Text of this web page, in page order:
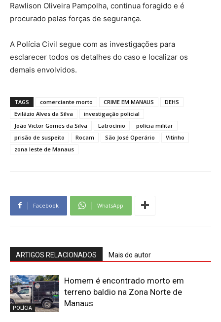
Rawlison Oliveira Pampolha, continua foragido e é
procurado pelas forças de segurança.
A Polícia Civil segue com as investigações para
esclarecer todos os detalhes do caso e localizar os
demais envolvidos.
TAGS comerciante morto CRIME EM MANAUS
DEHS
Evilázio Alves da Silva
investigação policial
João Victor Gomes da Silva
Latrocínio
polícia militar
prisão de suspeito
Rocam São José Operário
Vitinho
zona leste de Manaus
Facebook WhatsApp
ARTIGOS RELACIONADOS Mais do autor
POLÍCIA
Homem é encontrado morto em
terreno baldio na Zona Norte de
Manaus